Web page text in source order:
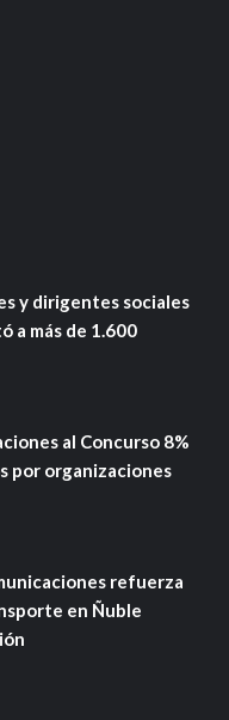
y dirigentes sociales
a más de 1.600
al Concurso 8%
por organizaciones
refuerza
en Ñuble